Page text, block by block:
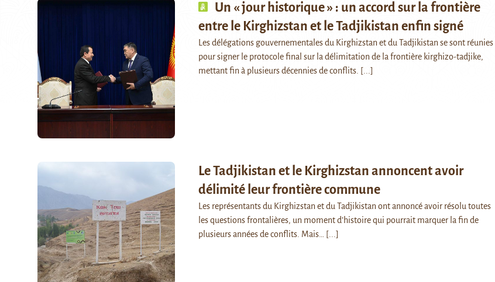
Un « jour historique » : un accord sur la frontière
entre le Kirghizstan et le Tadjikistan enfin signé
Les délégations gouvernementales du Kirghizstan et du Tadjikistan se sont réunies
pour signer le protocole final sur la délimitation de la frontière kirghizo-tadjike,
mettant fin à plusieurs décennies de conflits. [...]
Le Tadjikistan et le Kirghizstan annoncent avoir
délimité leur frontière commune
Les représentants du Kirghizstan et du Tadjikistan ont annoncé avoir résolu toutes
les questions frontalières, un moment d’histoire qui pourrait marquer la fin de
plusieurs années de conflits. Mais…
[...]